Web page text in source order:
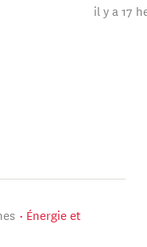
il y a 17
Énergie et